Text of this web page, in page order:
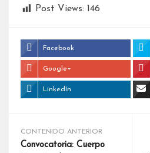
Post Views: 146
Facebook
Google+
LinkedIn
CONTENIDO ANTERIOR
Convocatoria: Cuerpo